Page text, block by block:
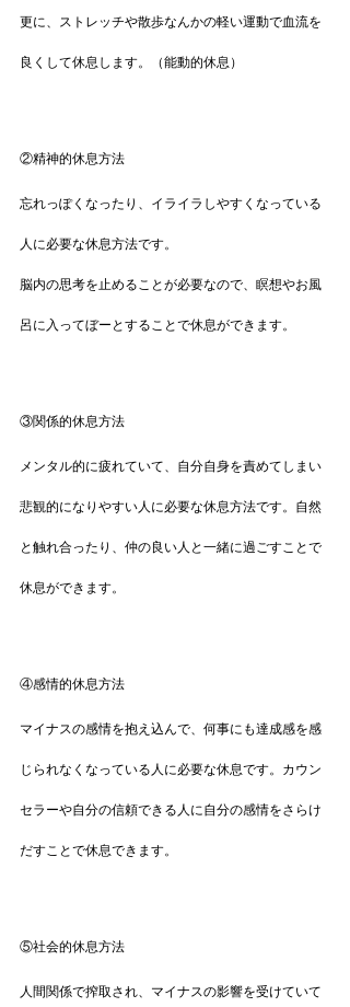
更に、ストレッチや散歩なんかの軽い運動で血流を
良くして休息します。（能動的休息）
②精神的休息方法
忘れっぽくなったり、イライラしやすくなっている
人に必要な休息方法です。
脳内の思考を止めることが必要なので、瞑想やお風
呂に入ってぼーとすることで休息ができます。
③関係的休息方法
メンタル的に疲れていて、自分自身を責めてしまい
悲観的になりやすい人に必要な休息方法です。自然
と触れ合ったり、仲の良い人と一緒に過ごすことで
休息ができます。
④感情的休息方法
マイナスの感情を抱え込んで、何事にも達成感を感
じられなくなっている人に必要な休息です。カウン
セラーや自分の信頼できる人に自分の感情をさらけ
だすことで休息できます。
⑤社会的休息方法
人間関係で搾取され、マイナスの影響を受けていて